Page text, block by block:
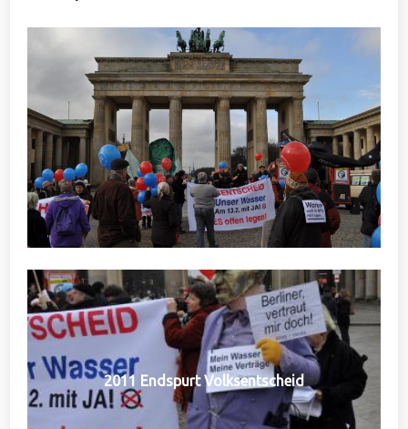
2011 Endspurt Volksentscheid